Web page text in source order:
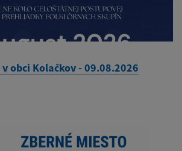
obci Kolačkov - 09.08.2026